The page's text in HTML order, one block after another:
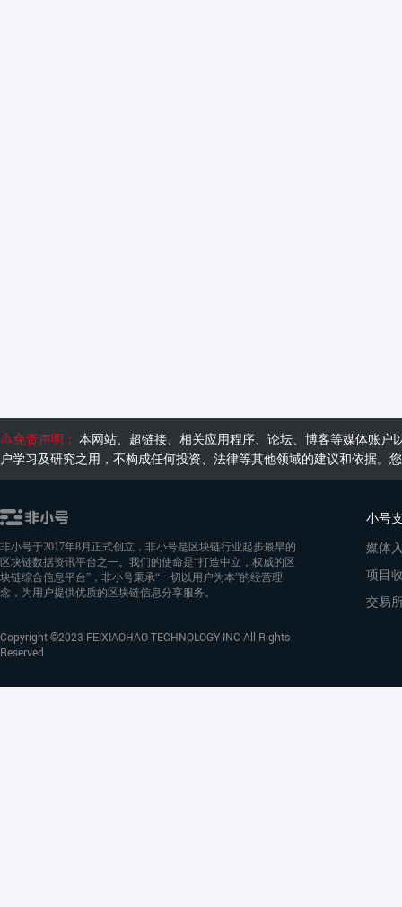
免责声明： 本网站、超链接、相关应用程序、论坛、博客等媒体账
户学习及研究之用，不构成任何投资、法律等其他领域的建议和依据
非小号于2017年8月正式创立，非小号是区块链行业起步最早的
区块链数据资讯平台之一。我们的使命是“打造中立，权威的区
块链综合信息平台”，非小号秉承“一切以用户为本”的经营理
念，为用户提供优质的区块链信息分享服务。
Copyright ©2023 FEIXIAOHAO TECHNOLOGY INC All Rights
Reserved
小号
媒体
项目
交易